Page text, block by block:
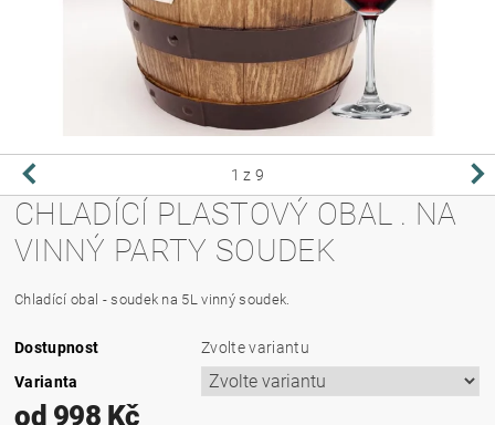
1 z 9
CHLADÍCÍ PLASTOVÝ OBAL . NA
VINNÝ PARTY SOUDEK
Chladící obal - soudek na 5L vinný soudek.
Dostupnost
Zvolte variantu
Varianta
od 998 Kč